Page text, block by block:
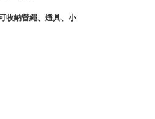
收納營繩、燈具、小